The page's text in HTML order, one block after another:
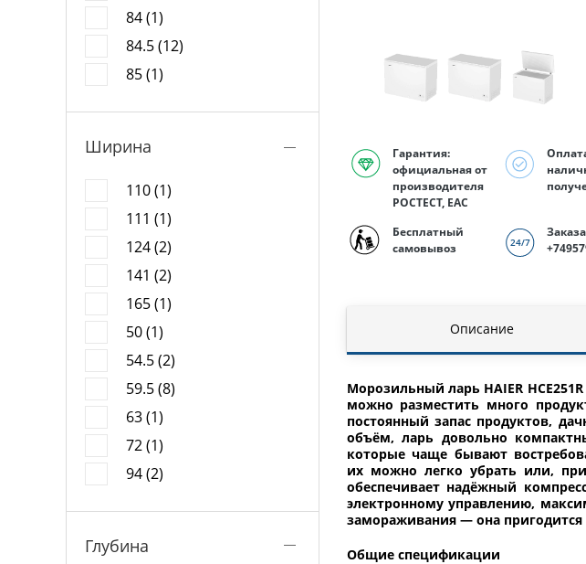
84 (1)
84.5 (12)
85 (1)
Ширина
110 (1)
111 (1)
124 (2)
141 (2)
165 (1)
50 (1)
54.5 (2)
59.5 (8)
63 (1)
72 (1)
94 (2)
Глубина
Гарантия:
официальная от
производителя
РОСТЕСТ, EAC
Бесплатный
самовывоз
Описание
Морозильный ларь HAIER
можно разместить много
постоянный запас продуктов,
объём, ларь довольно
которые чаще бывают
их можно легко убрать или,
обеспечивает надёжный
электронному управлению,
замораживания — она
Общие спецификации